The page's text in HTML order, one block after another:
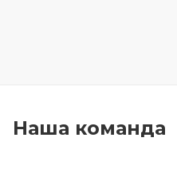
Наша команда